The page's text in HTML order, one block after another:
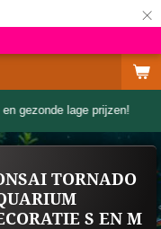
×
gezonde lage prijzen!
TORNADO
S EN M